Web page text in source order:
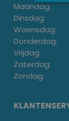
Maandag:
Dinsdag:
Woensdag:
Donderdag:
Vrijdag:
Zaterdag:
Zondag: